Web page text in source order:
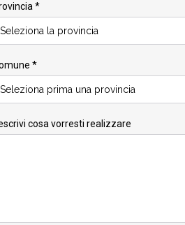
*
Seleziona la provincia
*
Seleziona prima una provincia
cosa vorresti realizzare